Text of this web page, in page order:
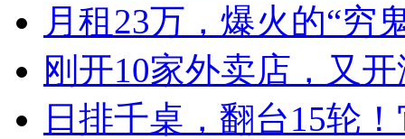
月租23万，爆火的“穷
刚开10家外卖店，又
日排千桌，翻台15轮